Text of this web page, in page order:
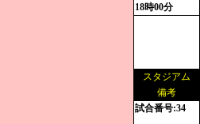
18時00分
スタジアム
備考
試合番号:34